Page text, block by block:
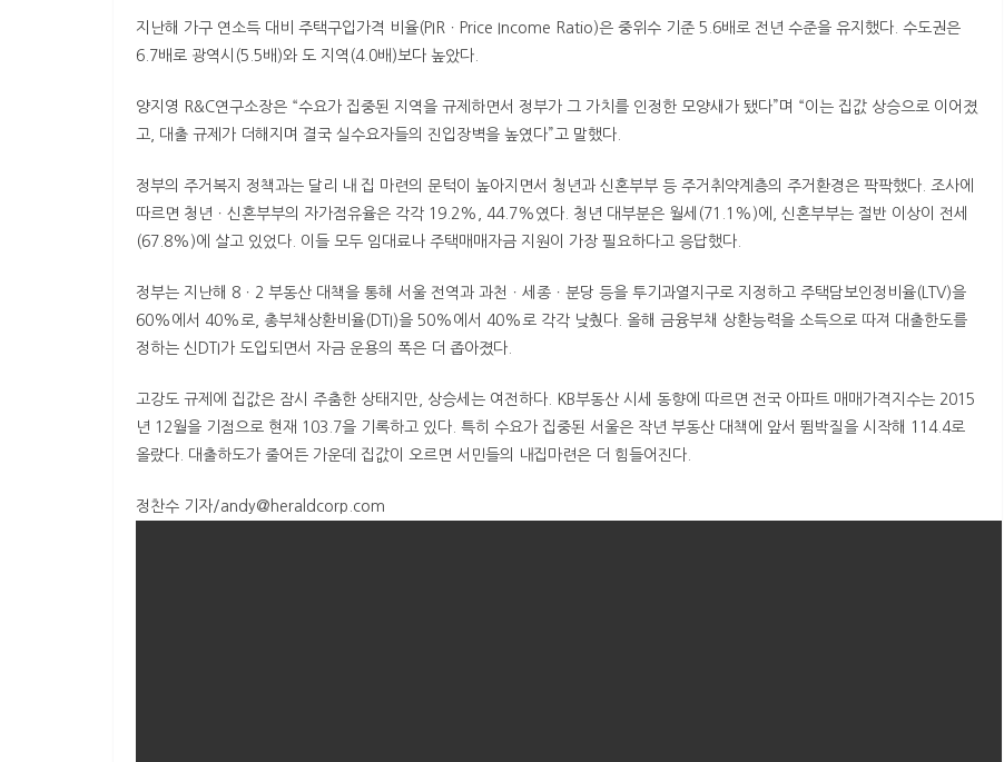
지난해 가구 연소득 대비 주택구입가격 비율(PIRㆍPrice Income Ratio)은 중위수 기준 5.6배로 전년 수준을 유지했다. 수도권은
6.7배로 광역시(5.5배)와 도 지역(4.0배)보다 높았다.
양지영 R&C연구소장은 “수요가 집중된 지역을 규제하면서 정부가 그 가치를 인정한 모양새가 됐다”며 “이는 집값 상승으로 이어졌
고, 대출 규제가 더해지며 결국 실수요자들의 진입장벽을 높였다”고 말했다.
정부의 주거복지 정책과는 달리 내 집 마련의 문턱이 높아지면서 청년과 신혼부부 등 주거취약계층의 주거환경은 팍팍했다. 조사에
따르면 청년ㆍ신혼부부의 자가점유율은 각각 19.2%, 44.7%였다. 청년 대부분은 월세(71.1%)에, 신혼부부는 절반 이상이 전세
(67.8%)에 살고 있었다. 이들 모두 임대료나 주택매매자금 지원이 가장 필요하다고 응답했다.
정부는 지난해 8ㆍ2 부동산 대책을 통해 서울 전역과 과천ㆍ세종ㆍ분당 등을 투기과열지구로 지정하고 주택담보인정비율(LTV)을
60%에서 40%로, 총부채상환비율(DTI)을 50%에서 40%로 각각 낮췄다. 올해 금융부채 상환능력을 소득으로 따져 대출한도를
정하는 신DTI가 도입되면서 자금 운용의 폭은 더 좁아졌다.
고강도 규제에 집값은 잠시 주춤한 상태지만, 상승세는 여전하다. KB부동산 시세 동향에 따르면 전국 아파트 매매가격지수는 2015
년 12월을 기점으로 현재 103.7을 기록하고 있다. 특히 수요가 집중된 서울은 작년 부동산 대책에 앞서 뜀박질을 시작해 114.4로
올랐다. 대출하도가 줄어든 가운데 집값이 오르면 서민들의 내집마련은 더 힘들어진다.
정찬수 기자/andy@heraldcorp.com